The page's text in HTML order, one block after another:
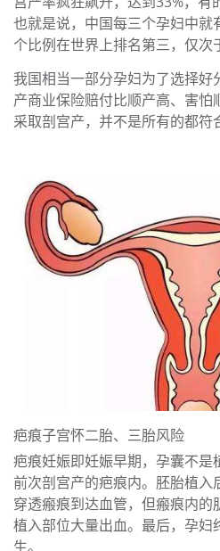
也就是说，中国每三个孕妇中就
个比例在世界上排名第三，仅次
我国相当一部分孕妇为了选择好
产商业保险赔付比顺产高、害
采取剖宫产，并不是所有的都符
疤痕子宫怀二胎、三胎风险
疤痕妊娠即妊娠早期，孕囊不是
前次剖宫产的疤痕内。胚胎植
穿透瘢痕到达血管，但瘢痕内
植入部位大量出血。最后，孕妇
生。